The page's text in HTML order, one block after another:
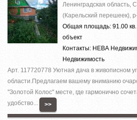
Ленинградская область,
(Карельский перешеек),
Общая площадь: 91.00
объект
Контакты: НЕВА
Недвижимость
Арт. 117720778 Уютная дача в живописном
области.Предлагаем вашему вниманию
''Золотой Колос'' месте, где гармонично
удобство...
>>